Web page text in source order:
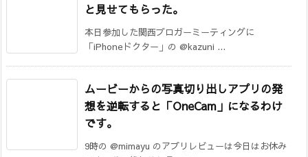
と見せてもらった。
本日参加した関西ブロガーミーティングに
「iPhoneドクター」の @kazuni ...
ムービーからの写真切り出しアプリの発
想を逆転すると「OneCam」になるわけ
です。
9時の @mimayu のアプリレビューは今日はお休み